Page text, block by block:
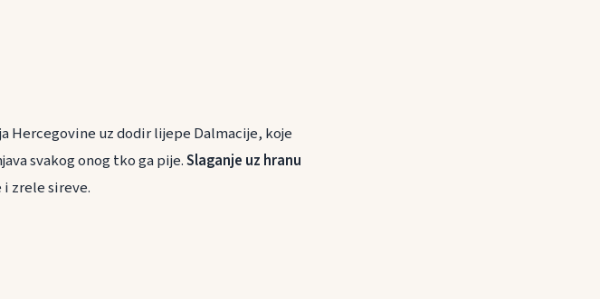
Hercegovine uz dodir lijepe Dalmacije, koje
svakog onog tko ga pije.Slaganje uz hranu
i zrele sireve.